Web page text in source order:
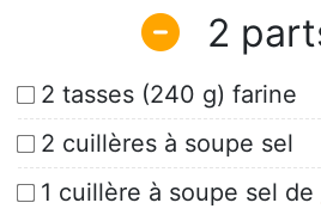
2
2 tasses (240 g) farine
2 cuillères à soupe sel
1 cuillère à soupe sel de